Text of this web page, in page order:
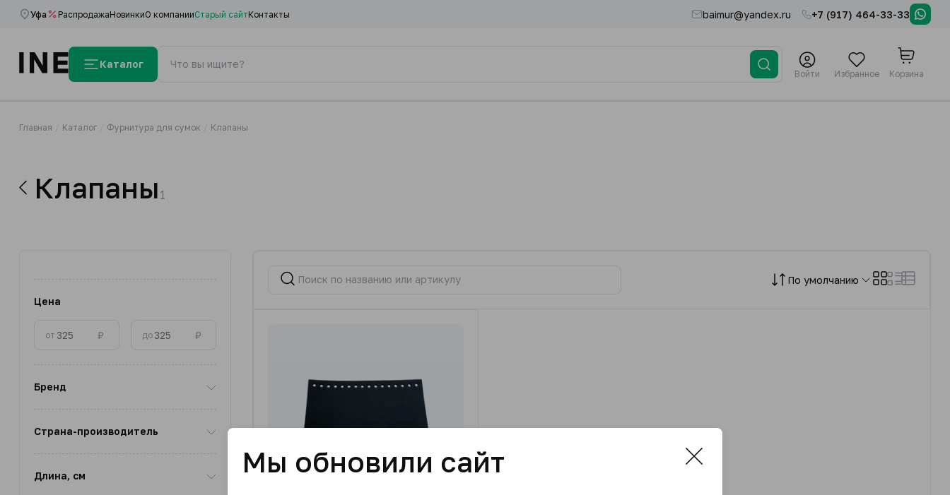
Уфа РаспродажаНовинкиО компанииСтарый сайтКонтакты baimur@yandex.ru +7 (917) 464-33-33
Каталог
Войти Избранное Корзина
Главная Каталог Фурнитура для сумок Клапаны
Клапаны 1
Цена
от ₽ до ₽
Бренд
Страна-производитель
Длина, см
По умолчанию
Мы обновили сайт